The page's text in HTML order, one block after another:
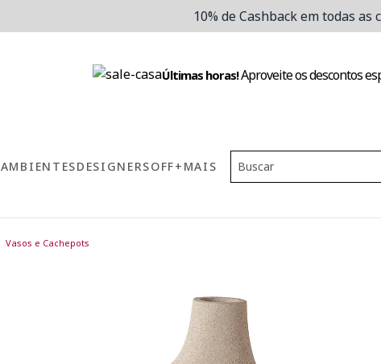
10% de Cashback em todas as
Últimas horas!Aproveite os descontos
AMBIENTESDESIGNERSOFF+MAIS
Vasos e Cachepots